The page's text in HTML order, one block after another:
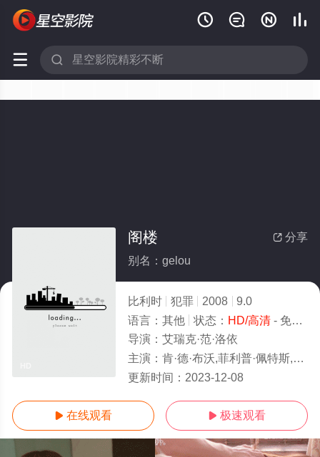
   
 
 分享
阁楼
别名：gelou
比利时 犯罪 2008
9.0
语言： 其他 状态： HD/高清- 免费在线观看
导演： 艾瑞克·范·洛依
主演： 肯·德·布沃,菲利普·佩特斯,马提亚斯·修奈尔,布鲁诺·瓦登·布鲁克
更新时间： 2023-12-08
 在线观看  极速观看